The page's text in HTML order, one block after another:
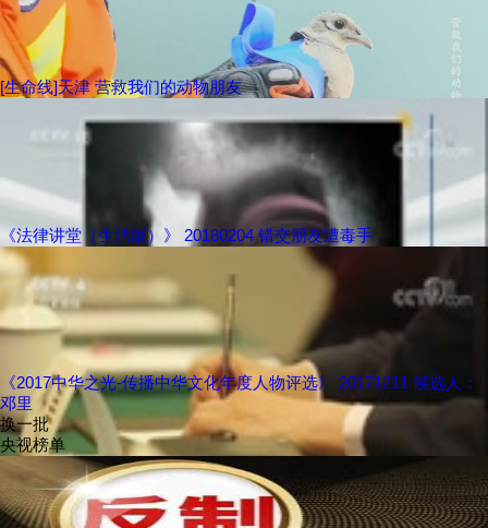
[生命线]天津 营救我们的动物朋友
《法律讲堂（生活版）》 20180204 错交朋友遭毒手
《2017中华之光-传播中华文化年度人物评选》 20171211 候选人：
邓里
换一批
央视榜单